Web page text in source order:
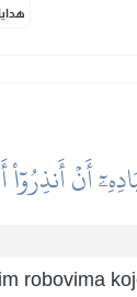
أَنذِرُوٓاْ
robovima